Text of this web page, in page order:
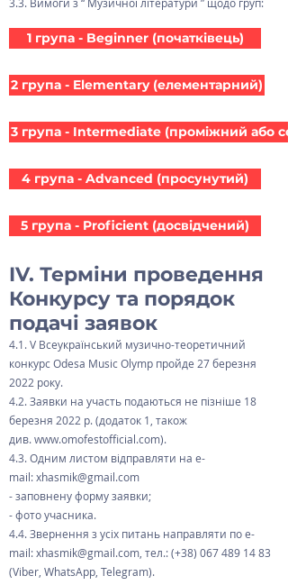
1 група - Beginner (початківець)
2 група - Elementary (елементарний)
3 група - Intermediate (проміжний або
4 група - Advanced (просунутий)
5 група - Proficient (досвідчений)
IV. Терміни проведення
Конкурсу та порядок
подачі заявок
4.1. V Всеукраїнський музично-теоретичний
конкурс Odesa Music Olymp пройде 27 березня
2022 року.
4.2. Заявки на участь подаються не пізніше 18
березня 2022 р. (додаток 1, також
див. www.omofestofficial.com).
4.3. Одним листом відправляти на e-
mail:xhasmik@gmail.com
- заповнену форму заявки;
- фото учасника.
4.4. Звернення з усіх питань направляти по e-
mail:xhasmik@gmail.com , тел.: (+38) 067 489 14 83
(Viber, WhatsApp, Telegram).